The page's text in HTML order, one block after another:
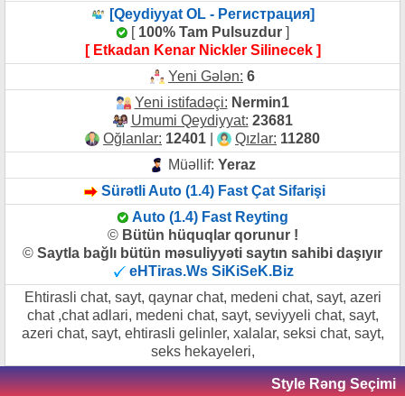
[Qeydiyyat OL - Регистрация]
[ 100% Tam Pulsuzdur ]
[ Etkadan Kenar Nickler Silinecek ]
Yeni Gələn: 6
Yeni istifadəçi: Nermin1
Umumi Qeydiyyat: 23681
Oğlanlar: 12401 Qızlar: 11280
Müəllif: Yeraz
Sürətli Auto (1.4) Fast Çat Sifarişi
Auto (1.4) Fast Reyting
© Bütün hüquqlar qorunur !
© Saytla bağlı bütün məsuliyyəti saytın sahibi daşıyır
eHTiras.Ws SiKiSeK.Biz
Ehtirasli chat, sayt, qaynar chat, medeni chat, sayt, azeri
chat ,chat adlari, medeni chat, sayt, seviyyeli chat, sayt,
azeri chat, sayt, ehtirasli gelinler, xalalar, seksi chat, sayt,
seks hekayeleri,
Style Rəng Seçimi